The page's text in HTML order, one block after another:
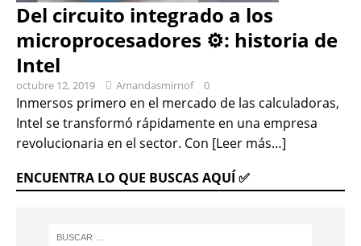
Del circuito integrado a los
microprocesadores ⚙: historia de
Intel
octubre 12, 2019 Amandasmirnof 0
Inmersos primero en el mercado de las calculadoras,
Intel se transformó rápidamente en una empresa
revolucionaria en el sector. Con [Leer más…]
ENCUENTRA LO QUE BUSCAS AQUÍ ✅